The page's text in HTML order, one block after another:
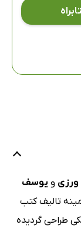
ورزی و یوسف
تالیف کتب‌
طراحی گردیده